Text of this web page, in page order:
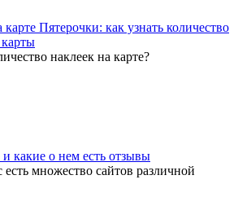
Пятерочки: как узнать количество
наклеек на карте?
какие о нем есть отзывы
есть множество сайтов различной